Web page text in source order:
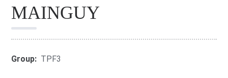
MAINGUY
Group: TPF3